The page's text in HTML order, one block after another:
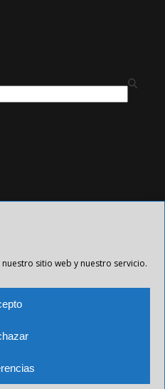
sitio web y nuestro servicio.